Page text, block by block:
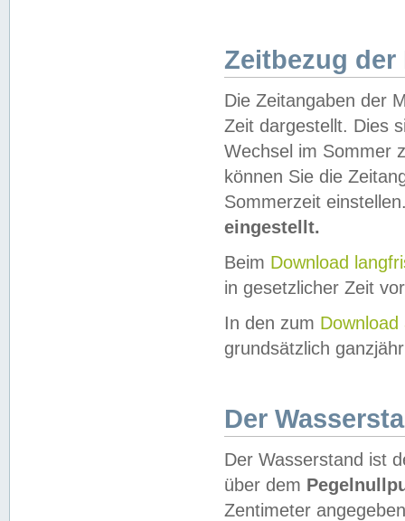
Zeitbezug der
Die Zeitangaben der
Zeit dargestellt. Dies
Wechsel im Sommer
können Sie die
Sommerzeit
eingestellt.
Beim Download
in gesetzlicher Zeit
In den zum Download
grundsätzlich
Der
Der Wasserstand ist
über dem
Zentimeter